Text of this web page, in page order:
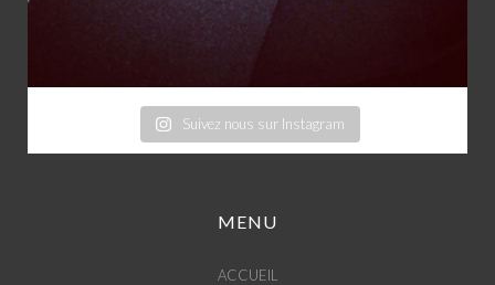
Suivez nous sur Instagram
MENU
ACCUEIL